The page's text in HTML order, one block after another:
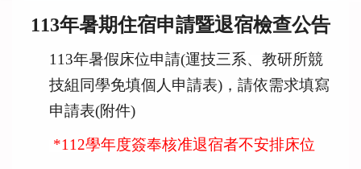
113年暑期住宿申請暨退宿檢查公告
113年暑假床位申請(運技三系、 教研所競
技組同學免填個人申請表)，請依需求填寫
申請表(附件)
*112學年度簽奉核准退宿者不安排床位